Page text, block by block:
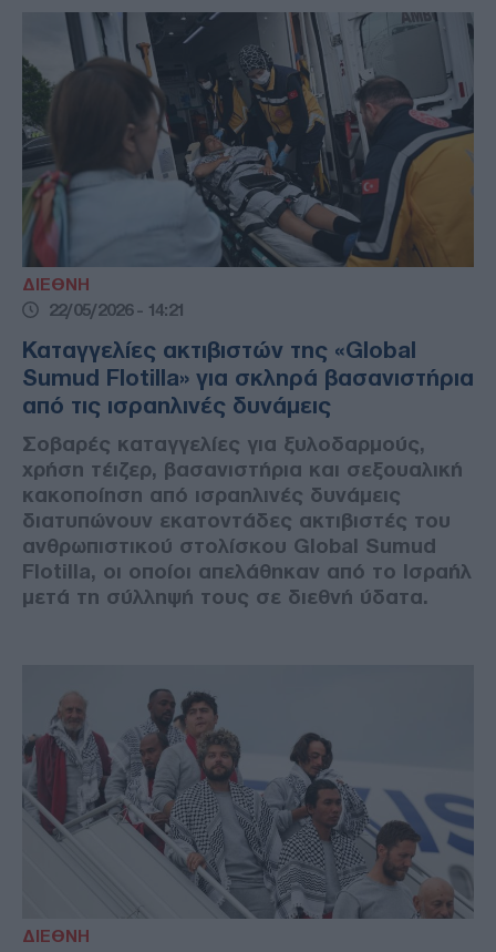
ΔΙΕΘΝΗ
22/05/2026 - 14:21
Καταγγελίες ακτιβιστών της «Global
Sumud Flotilla» για σκληρά βασανιστήρια
από τις ισραηλινές δυνάμεις
Σοβαρές καταγγελίες για ξυλοδαρμούς,
χρήση τέιζερ, βασανιστήρια και σεξουαλική
κακοποίηση από ισραηλινές δυνάμεις
διατυπώνουν εκατοντάδες ακτιβιστές του
ανθρωπιστικού στολίσκου Global Sumud
Flotilla, οι οποίοι απελάθηκαν από το Ισραήλ
μετά τη σύλληψή τους σε διεθνή ύδατα.
ΔΙΕΘΝΗ